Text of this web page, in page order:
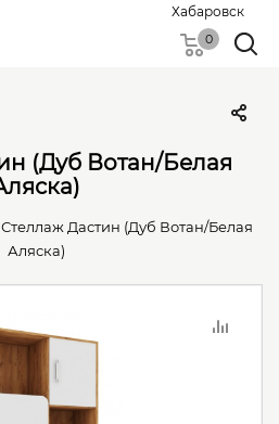
Хабаровск
0
(Дуб Вотан/Белая
Стеллаж Дастин (Дуб Вотан/Белая
Аляска)